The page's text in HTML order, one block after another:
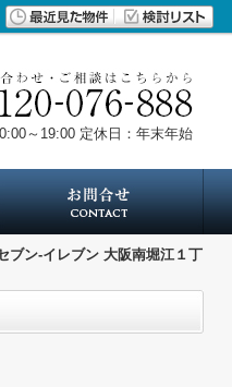
～19:00 定休日：年末年始
ブン-イレブン 大阪南堀江１丁